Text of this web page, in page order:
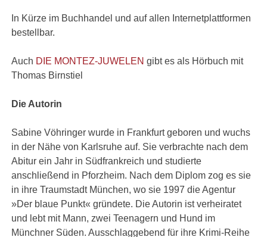
In Kürze im Buchhandel und auf allen Internetplattformen
bestellbar.
Auch DIE MONTEZ-JUWELENgibt es als Hörbuch mit
Thomas Birnstiel
Die Autorin
Sabine Vöhringer wurde in Frankfurt geboren und wuchs
in der Nähe von Karlsruhe auf. Sie verbrachte nach dem
Abitur ein Jahr in Südfrankreich und studierte
anschließend in Pforzheim. Nach dem Diplom zog es sie
in ihre Traumstadt München, wo sie 1997 die Agentur
»Der blaue Punkt« gründete. Die Autorin ist verheiratet
und lebt mit Mann, zwei Teenagern und Hund im
Münchner Süden. Ausschlaggebend für ihre Krimi-Reihe